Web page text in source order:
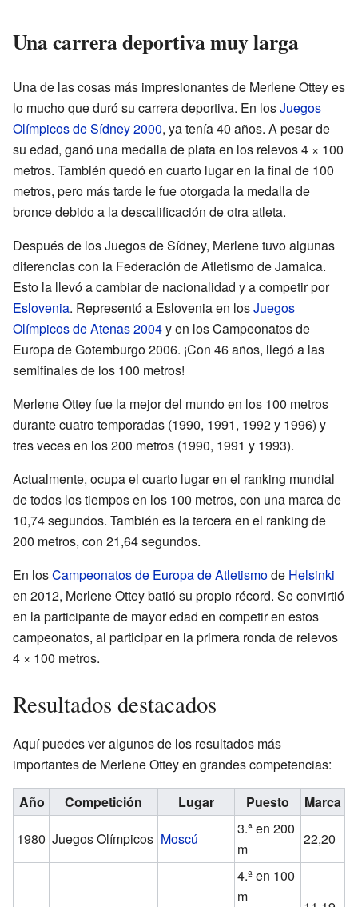
Una carrera deportiva muy larga
Una de las cosas más impresionantes de Merlene Ottey es
lo mucho que duró su carrera deportiva. En losJuegos
Olímpicos de Sídney 2000, ya tenía 40 años. A pesar de
su edad, ganó una medalla de plata en los relevos 4 × 100
metros. También quedó en cuarto lugar en la final de 100
metros, pero más tarde le fue otorgada la medalla de
bronce debido a la descalificación de otra atleta.
Después de los Juegos de Sídney, Merlene tuvo algunas
diferencias con la Federación de Atletismo de Jamaica.
Esto la llevó a cambiar de nacionalidad y a competir por
Eslovenia. Representó a Eslovenia en losJuegos
Olímpicos de Atenas 2004y en los Campeonatos de
Europa de Gotemburgo 2006. ¡Con 46 años, llegó a las
semifinales de los 100 metros!
Merlene Ottey fue la mejor del mundo en los 100 metros
durante cuatro temporadas (1990, 1991, 1992 y 1996) y
tres veces en los 200 metros (1990, 1991 y 1993).
Actualmente, ocupa el cuarto lugar en el ranking mundial
de todos los tiempos en los 100 metros, con una marca de
10,74 segundos. También es la tercera en el ranking de
200 metros, con 21,64 segundos.
En losCampeonatos de Europa de Atletismode Helsinki
en 2012, Merlene Ottey batió su propio récord. Se convirtió
en la participante de mayor edad en competir en estos
campeonatos, al participar en la primera ronda de relevos
4 × 100 metros.
Resultados destacados
Aquí puedes ver algunos de los resultados más
importantes de Merlene Ottey en grandes competencias:
Año Competición Lugar Puesto
Marca
1980 Juegos Olímpicos Moscú
3.ª en 200
m
22,20
4.ª en 100
m